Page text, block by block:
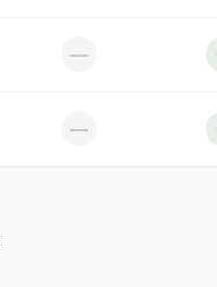
—
—